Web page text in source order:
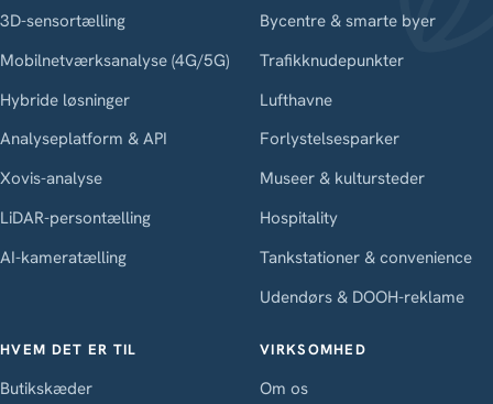
3D-sensortælling
Mobilnetværksanalyse (4G/5G)
Hybride løsninger
Analyseplatform & API
Xovis-analyse
LiDAR-persontælling
AI-kameratælling
Bycentre & smarte byer
Trafikknudepunkter
Lufthavne
Forlystelsesparker
Museer & kultursteder
Hospitality
Tankstationer & convenience
Udendørs & DOOH-reklame
HVEM DET ER TIL
Butikskæder
VIRKSOMHED
Om os